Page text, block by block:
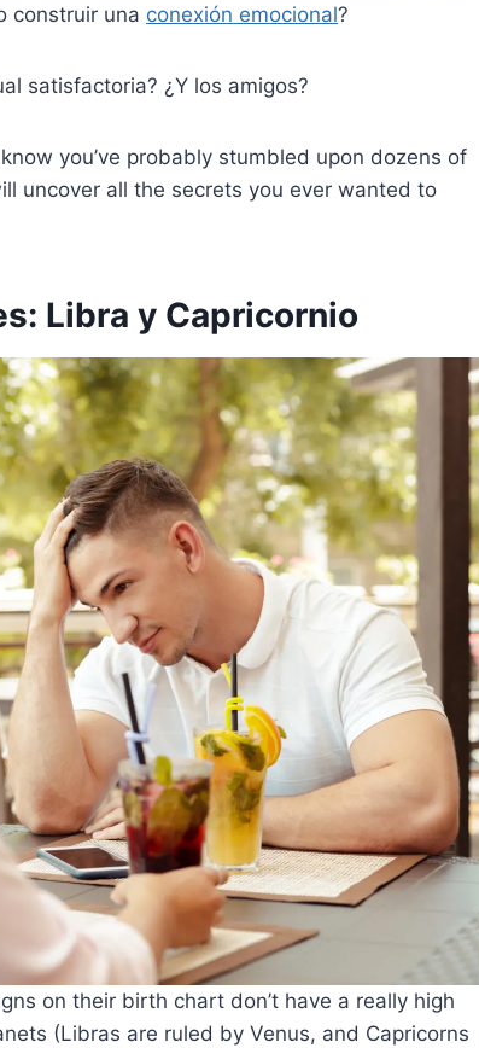
construir una conexión emocional?
satisfactoria? ¿Y los amigos?
you’ve probably stumbled upon dozens of
uncover all the secrets you ever wanted to
Libra y Capricornio
on their birth chart don’t have a really high
(Libras are ruled by Venus, and Capricorns